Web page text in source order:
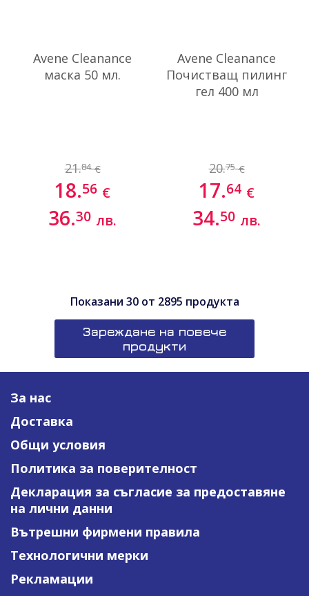
Avene Cleanance
маска 50 мл.
21.84 €
18.56 €
36.30 лв.
Avene Cleanance
Почистващ пилинг
гел 400 мл
20.75 €
17.64 €
34.50 лв.
Показани 30от 2895 продукта
Зареждане на повече
продукти
За нас
Доставка
Общи условия
Политика за поверителност
Декларация за съгласие за предоставяне
на лични данни
Вътрешни фирмени правила
Технологични мерки
Рекламации